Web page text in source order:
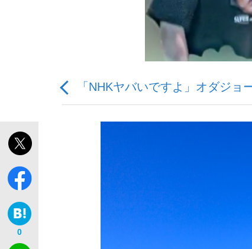
「90%は失敗する。でも…」本田圭佑が
終戦から81年
「NHKヤバいですよ」オダジ
0